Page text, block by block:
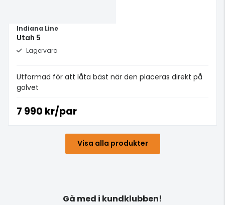
Indiana Line
Utah 5
Lagervara
Utformad för att låta bäst när den placeras direkt på
golvet
7 990 kr/par
Visa alla produkter
Gå med i kundklubben!